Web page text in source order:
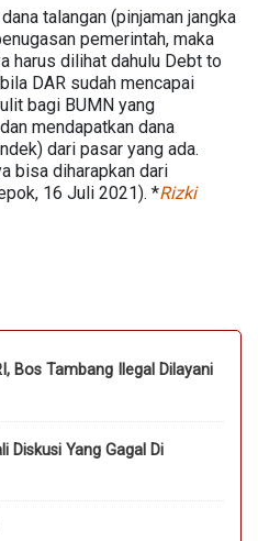
talangan (pinjaman jangka
pemerintah, maka
harus dilihat dahulu Debt to
DAR sudah mencapai
bagi BUMN yang
mendapatkan dana
dari pasar yang ada.
bisa diharapkan dari
16 Juli 2021). *Rizki
Bos Tambang Ilegal Dilayani
Diskusi Yang Gagal Di